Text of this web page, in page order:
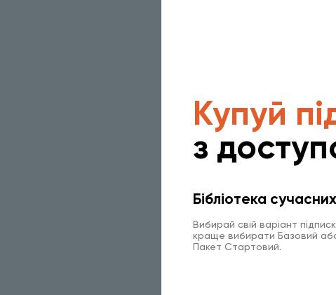
Купуй
з
Бібліотека
Вибирай свій варіант
краще вибирати Базовий або
Пакет Стартовий.